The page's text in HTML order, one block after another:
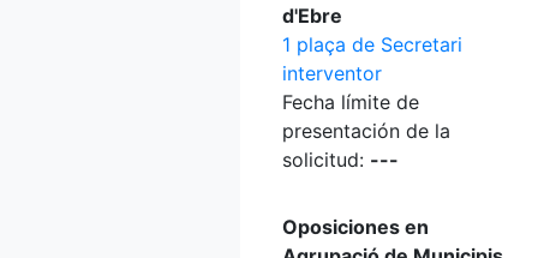
d'Ebre
1 plaça de Secretari
interventor
Fecha límite de
presentación de la
solicitud: ---
Oposiciones en